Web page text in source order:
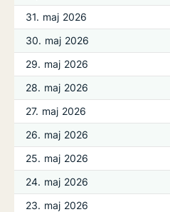
31. maj 2026
30. maj 2026
29. maj 2026
28. maj 2026
27. maj 2026
26. maj 2026
25. maj 2026
24. maj 2026
23. maj 2026